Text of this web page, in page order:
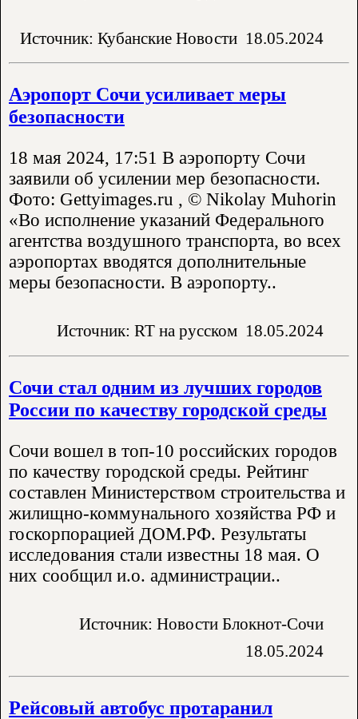
Источник: Кубанские Новости 18.05.2024
Аэропорт Сочи усиливает меры
безопасности
18 мая 2024, 17:51 В аэропорту Сочи
заявили об усилении мер безопасности.
Фото: Gettyimages.ru , © Nikolay Muhorin
«Во исполнение указаний Федерального
агентства воздушного транспорта, во всех
аэропортах вводятся дополнительные
меры безопасности. В аэропорту..
Источник: RT на русском 18.05.2024
Сочи стал одним из лучших городов
России по качеству городской среды
Сочи вошел в топ-10 российских городов
по качеству городской среды. Рейтинг
составлен Министерством строительства и
жилищно-коммунального хозяйства РФ и
госкорпорацией ДОМ.РФ. Результаты
исследования стали известны 18 мая. О
них сообщил и.о. администрации..
Источник: Новости Блокнот-Сочи
18.05.2024
Рейсовый автобус протаранил